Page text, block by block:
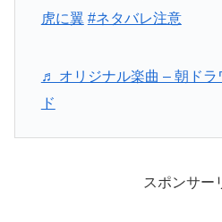
虎に翼 #ネタバレ注意
♬ オリジナル楽曲 – 朝ドラ
ド
スポンサー